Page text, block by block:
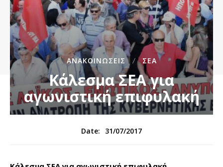
ΑΝΑΚΟΙΝΏΣΕΙΣ ΣΕΑ
Κάλεσμα ΣΕΑ για
αγωνιστική επιφυλακή
Date: 31/07/2017